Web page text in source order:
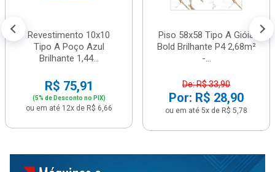
Revestimento 10x10
Tipo A Poço Azul
Brilhante 1,44...
R$ 75,91
(5% de Desconto no PIX)
ou em até 12x de R$ 6,66
Piso 58x58 Tipo A Gióia
Bold Brilhante P4 2,68m²
-...
De: R$ 33,90
Por: R$ 28,90
ou em até 5x de R$ 5,78